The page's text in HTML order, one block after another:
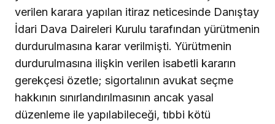
verilen karara yapılan itiraz neticesinde Danıştay
İdari Dava Daireleri Kurulu tarafından yürütmenin
durdurulmasına karar verilmişti. Yürütmenin
durdurulmasına ilişkin verilen isabetli kararın
gerekçesi özetle; sigortalının avukat seçme
hakkının sınırlandırılmasının ancak yasal
düzenleme ile yapılabileceği, tıbbi kötü